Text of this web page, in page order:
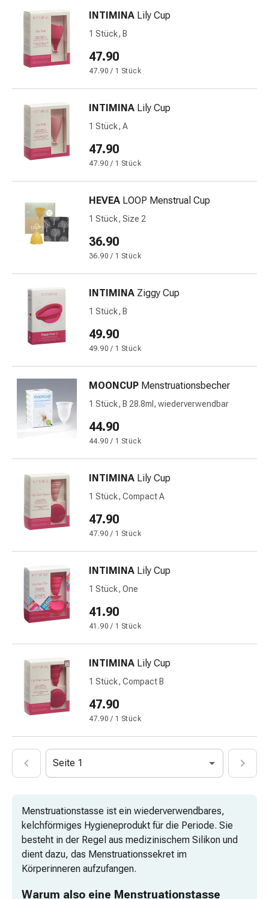
kleber
Ziehsalbe
Tupfer
und
Augen
Ohrenbeschwerden
Augentropfen
Augenentzündungen
Augenverbände
Augenhygiene
Herz
&
Kreislauf
Herztherapie
Kreislaufbeschwerden
Rauchstopp
Herznerven-
Störung
Gedächtnis-
&
Allergien
&
Heuschnupfen
Nase
Magen-
Darm
Durchfall
Hämorrhoiden
Magenbrennen
Übelkeit
Verdauung,
Blähungen
&
Verstopfung
Medizinische
Hautpflege
Ekzeme
Hühneraugen
&
Fusspilz
Narbenbehandlung
Trockene
Haut
INTIMINA Lily Cup
1 Stück, B
47.90
47.90 / 1 Stück
INTIMINA Lily Cup
1 Stück, A
47.90
47.90 / 1 Stück
HEVEA LOOP Menstrual Cup
1 Stück, Size 2
36.90
36.90 / 1 Stück
INTIMINA Ziggy Cup
1 Stück, B
49.90
49.90 / 1 Stück
MOONCUP Menstruationsbecher
1 Stück, B 28.8ml, wiederverwendbar
44.90
44.90 / 1 Stück
INTIMINA Lily Cup
1 Stück, Compact A
47.90
47.90 / 1 Stück
INTIMINA Lily Cup
1 Stück, One
41.90
41.90 / 1 Stück
INTIMINA Lily Cup
1 Stück, Compact B
47.90
47.90 / 1 Stück
Seite 1
Menstruationstasse ist ein wiederverwendbares,
kelchförmiges Hygieneprodukt für die Periode. Sie
besteht in der Regel aus medizinischem Silikon und
dient dazu, das Menstruationssekret im
Körperinneren aufzufangen.
Warum also eine Menstruationstasse